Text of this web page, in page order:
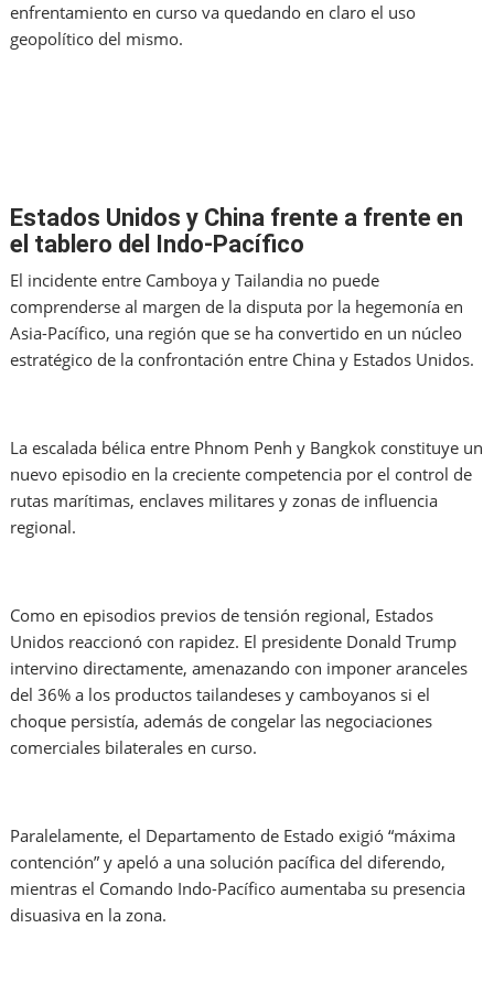
enfrentamiento en curso va quedando en claro el uso
geopolítico del mismo.
Estados Unidos y China frente a frente en
el tablero del Indo-Pacífico
El incidente entre Camboya y Tailandia no puede
comprenderse al margen de la disputa por la hegemonía en
Asia-Pacífico, una región que se ha convertido en un núcleo
estratégico de la confrontación entre China y Estados Unidos.
La escalada bélica entre Phnom Penh y Bangkok constituye un
nuevo episodio en la creciente competencia por el control de
rutas marítimas, enclaves militares y zonas de influencia
regional.
Como en episodios previos de tensión regional, Estados
Unidos reaccionó con rapidez. El presidente Donald Trump
intervino directamente, amenazando con imponer aranceles
del 36% a los productos tailandeses y camboyanos si el
choque persistía, además de congelar las negociaciones
comerciales bilaterales en curso.
Paralelamente, el Departamento de Estado exigió “máxima
contención” y apeló a una solución pacífica del diferendo,
mientras el Comando Indo-Pacífico aumentaba su presencia
disuasiva en la zona.